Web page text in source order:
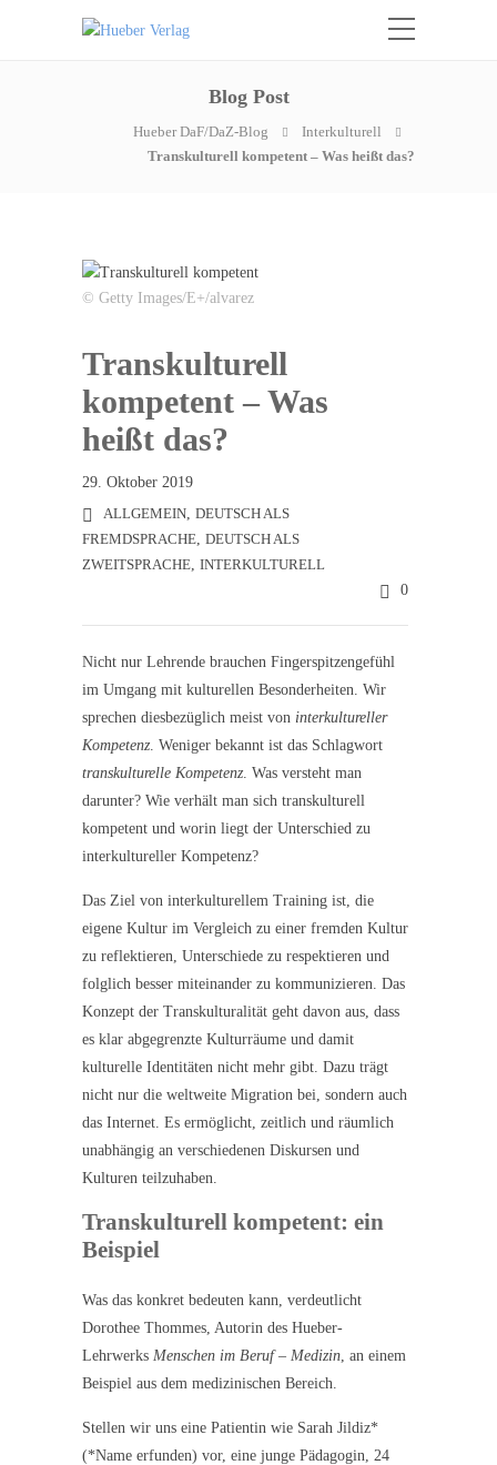
Blog Post
Hueber DaF/DaZ-Blog
Interkulturell
Transkulturell kompetent – Was heißt das?
© Getty Images/E+/alvarez
Transkulturell
kompetent – Was
heißt das?
29. Oktober 2019
ALLGEMEIN, DEUTSCH ALS
FREMDSPRACHE, DEUTSCH ALS
ZWEITSPRACHE, INTERKULTURELL
0
Nicht nur Lehrende brauchen Fingerspitzengefühl
im Umgang mit kulturellen Besonderheiten. Wir
sprechen diesbezüglich meist von interkultureller
Kompetenz. Weniger bekannt ist das Schlagwort
transkulturelle Kompetenz. Was versteht man
darunter? Wie verhält man sich transkulturell
kompetent und worin liegt der Unterschied zu
interkultureller Kompetenz?
Das Ziel von interkulturellem Training ist, die
eigene Kultur im Vergleich zu einer fremden Kultur
zu reflektieren, Unterschiede zu respektieren und
folglich besser miteinander zu kommunizieren. Das
Konzept der Transkulturalität geht davon aus, dass
es klar abgegrenzte Kulturräume und damit
kulturelle Identitäten nicht mehr gibt. Dazu trägt
nicht nur die weltweite Migration bei, sondern auch
das Internet. Es ermöglicht, zeitlich und räumlich
unabhängig an verschiedenen Diskursen und
Kulturen teilzuhaben.
Transkulturell kompetent: ein
Beispiel
Was das konkret bedeuten kann, verdeutlicht
Dorothee Thommes, Autorin des Hueber-
Lehrwerks Menschen im Beruf– Medizin, an einem
Beispiel aus dem medizinischen Bereich.
Stellen wir uns eine Patientin wie Sarah Jildiz*
(*Name erfunden) vor, eine junge Pädagogin, 24